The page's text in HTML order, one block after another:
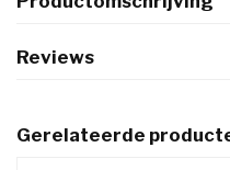
Reviews
Gerelateerde